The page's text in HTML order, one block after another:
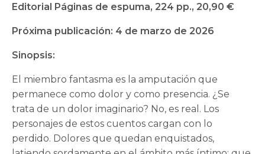
Editorial Páginas de espuma, 224 pp., 20,90 €
Próxima publicación: 4 de marzo de 2026
Sinopsis:
El miembro fantasma es la amputación que
permanece como dolor y como presencia. ¿Se
trata de un dolor imaginario? No, es real. Los
personajes de estos cuentos cargan con lo
perdido. Dolores que quedan enquistados,